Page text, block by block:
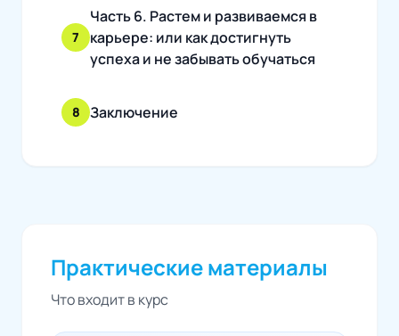
7
Часть 6. Растем и развиваемся в
карьере: или как достигнуть
успеха и не забывать обучаться
8 Заключение
Практические материалы
Что входит в курс